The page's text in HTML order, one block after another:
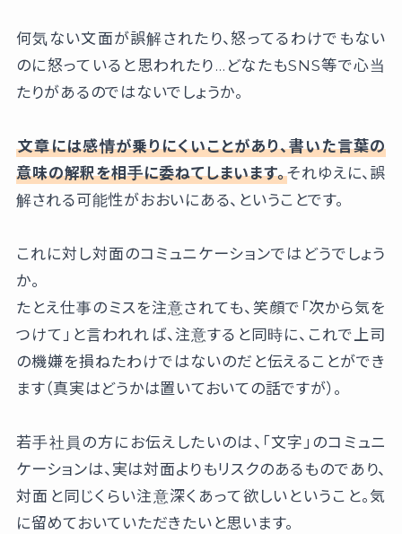
何気ない文面が誤解されたり、怒ってるわけでもない
のに怒っていると思われたり…どなたもSNS等で心当
たりがあるのではないでしょうか。
文章には感情が乗りにくいことがあり、書いた言葉の
意味の解釈を相手に委ねてしまいます。それゆえに、誤
解される可能性がおおいにある、ということです。
これに対し対面のコミュニケーションではどうでしょう
か。
たとえ仕事のミスを注意されても、笑顔で「次から気を
つけて」と言われれば、注意すると同時に、これで上司
の機嫌を損ねたわけではないのだと伝えることができ
ます（真実はどうかは置いておいての話ですが）。
若手社員の方にお伝えしたいのは、「文字」のコミュニ
ケーションは、実は対面よりもリスクのあるものであり、
対面と同じくらい注意深くあって欲しいということ。気
に留めておいていただきたいと思います。